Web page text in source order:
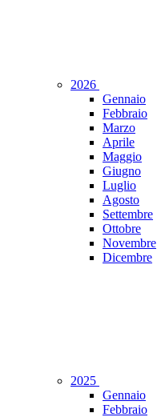
2026
Gennaio
Febbraio
Marzo
Aprile
Maggio
Giugno
Luglio
Agosto
Settembre
Ottobre
Novembre
Dicembre
2025
Gennaio
Febbraio